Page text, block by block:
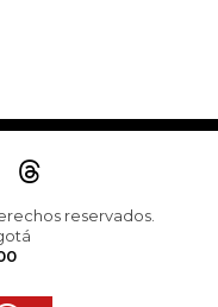
reservados.